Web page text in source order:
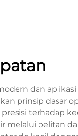
dan aplikasi
prinsip dasar
terhadap
melalui belitan